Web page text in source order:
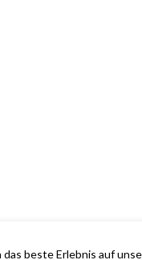
beste Erlebnis auf